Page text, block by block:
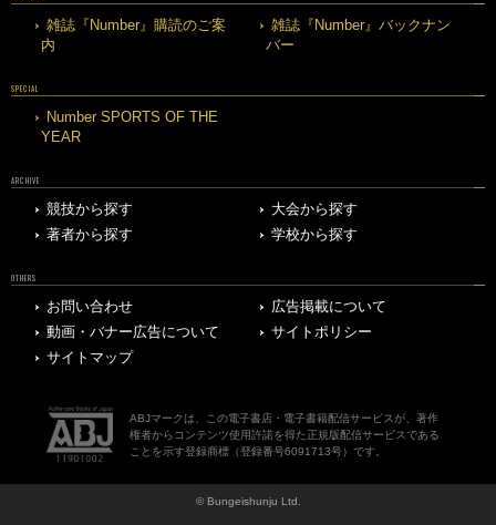
雑誌『Number』購読のご案
内
雑誌『Number』バックナン
バー
SPECIAL
Number SPORTS OF THE
YEAR
ARCHIVE
競技から探す
大会から探す
著者から探す
学校から探す
OTHERS
お問い合わせ
広告掲載について
動画・バナー広告について
サイトポリシー
サイトマップ
ABJマークは、この電子書店・電子書籍配信サービスが、著作
権者からコンテンツ使用許諾を得た正規版配信サービスである
ことを示す登録商標（登録番号6091713号）です。
© Bungeishunju Ltd.